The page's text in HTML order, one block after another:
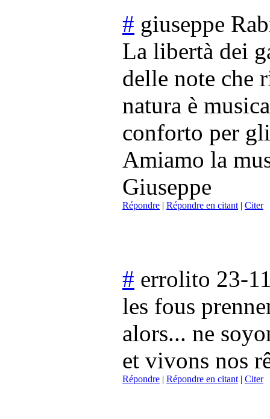
# giuseppe
La libertà dei
delle note che
natura è
conforto per
Amiamo la
Giuseppe
Répondre | Répondre en citant| Citer
# errolito 23-
les fous
alors... ne
et vivons nos
Répondre | Répondre en citant| Citer